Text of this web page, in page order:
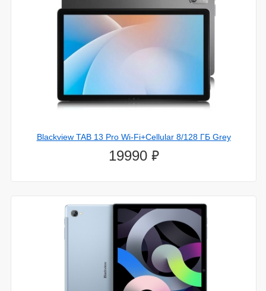
Blackview TAB 13 Pro Wi-Fi+Cellular 8/128 ГБ Grey
19990 ⃏